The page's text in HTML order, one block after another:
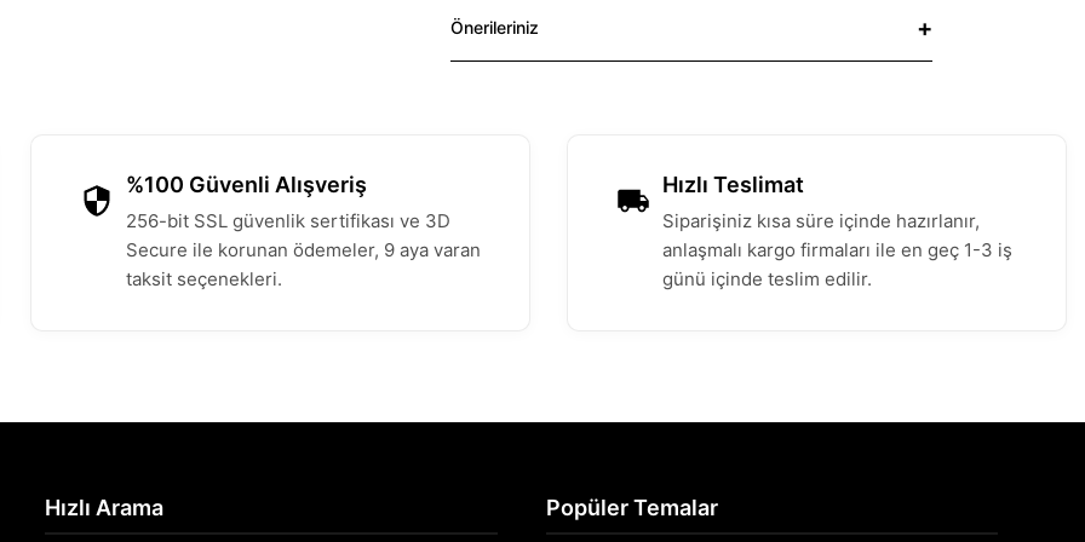
Önerileriniz
%100 Güvenli Alışveriş
256-bit SSL güvenlik sertifikası ve 3D
Secure ile korunan ödemeler, 9 aya varan
taksit seçenekleri.
Hızlı Teslimat
Siparişiniz kısa süre içinde hazırlanır,
anlaşmalı kargo firmaları ile en geç 1-3 iş
günü içinde teslim edilir.
Hızlı Arama Popüler Temalar